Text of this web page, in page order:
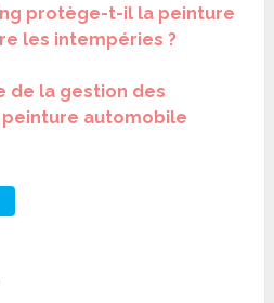
protège-t-il la peinture
les intempéries ?
de la gestion des
automobile